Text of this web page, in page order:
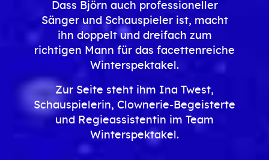
Dass Björn auch professioneller
Sänger und Schauspieler ist, macht
ihn doppelt und dreifach zum
richtigen Mann für das facettenreiche
Winterspektakel.
Zur Seite steht ihm Ina Twest,
Schauspielerin, Clownerie-Begeisterte
und Regieassistentin im Team
Winterspektakel.